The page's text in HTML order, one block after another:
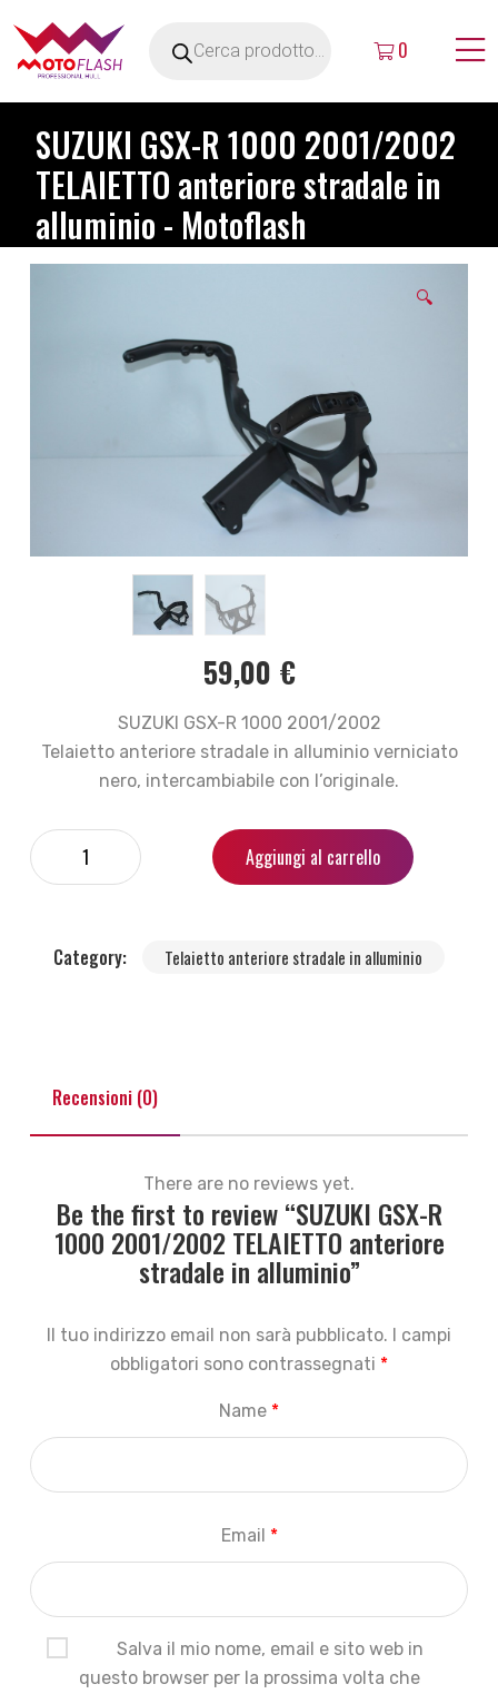
0
SUZUKI GSX-R 1000 2001/2002
TELAIETTO anteriore stradale in
alluminio - Motoflash
🔍
59,00 €
SUZUKI GSX-R 1000 2001/2002
Telaietto anteriore stradale in alluminio verniciato
nero, intercambiabile con l’originale.
Aggiungi al carrello
Category: Telaietto anteriore stradale in alluminio
Recensioni (0)
There are no reviews yet.
Be the first to review “SUZUKI GSX-R
1000 2001/2002 TELAIETTO anteriore
stradale in alluminio”
Il tuo indirizzo email non sarà pubblicato. I campi
obbligatori sono contrassegnati *
Name *
Email *
Salva il mio nome, email e sito web in
questo browser per la prossima volta che